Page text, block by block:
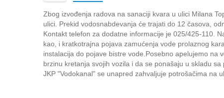
Zbog izvođenja radova na sanaciji kvara u ulici Milana
ulici. Prekid vodosnabdevanja će trajati do 12 časova,
Kontakt telefon za dodatne informacije je 025/425-110.
kao, i kratkotrajna pojava zamućenja vode prolaznog
instalacija do pojave bistre vode.Posebno apelujemo na
brzinu kretanja svojih vozila i da se ponašaju u skladu
JKP "Vodokanal" se unapred zahvaljuje potrošačima na